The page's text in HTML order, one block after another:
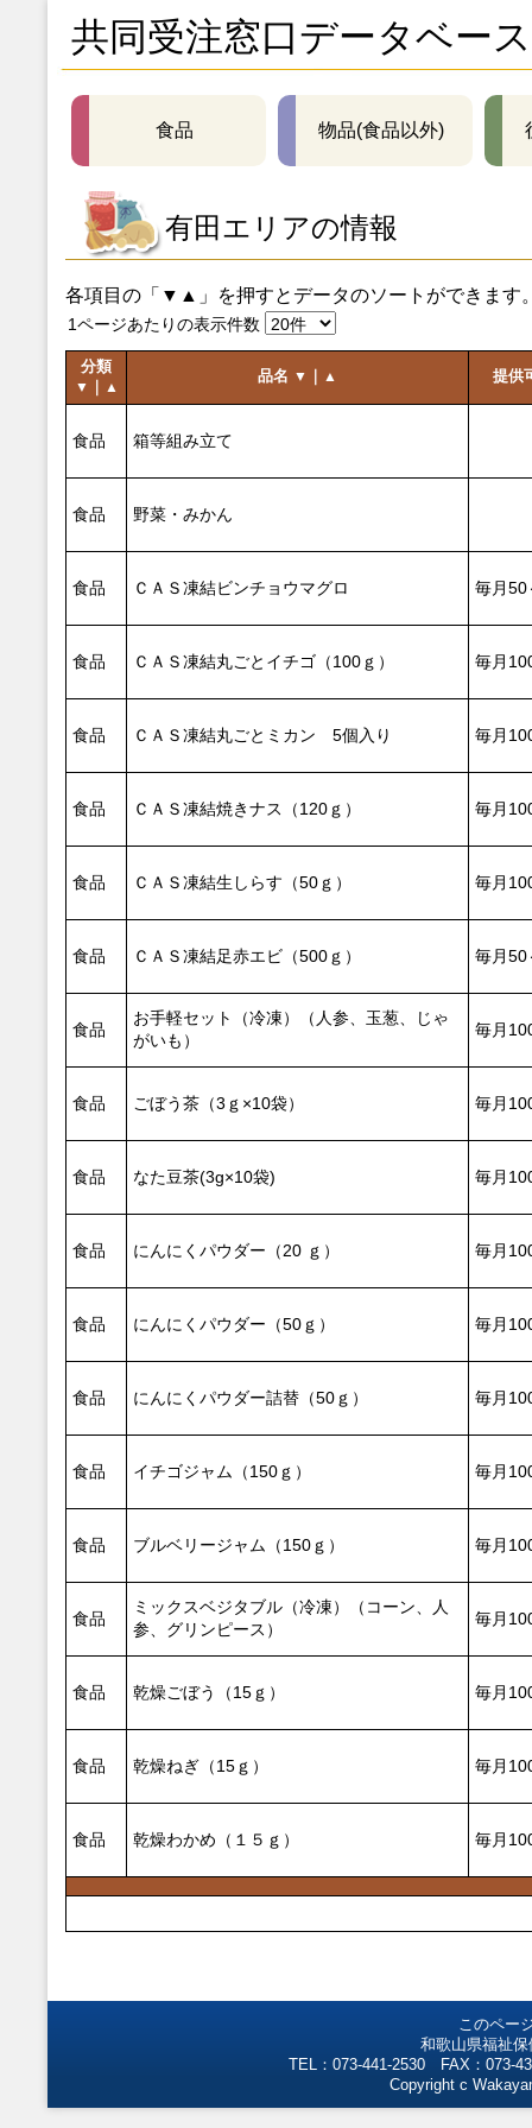
共同受注窓口データベース
食品 物品(食品以外)
有田エリアの情報
各項目の「▼▲」を押すとデータのソートができます
1ページあたりの表示件数
分類
▼ ▲
品名 ▼ ▲ 提供
食品 箱等組み立て
食品 野菜・みかん
食品 ＣＡＳ凍結ビンチョウマグロ 毎月50
食品 ＣＡＳ凍結丸ごとイチゴ（100ｇ） 毎月
食品 ＣＡＳ凍結丸ごとミカン 5個入り 毎月
食品 ＣＡＳ凍結焼きナス（120ｇ） 毎月
食品 ＣＡＳ凍結生しらす（50ｇ） 毎月
食品 ＣＡＳ凍結足赤エビ（500ｇ） 毎月50
食品
お手軽セット（冷凍）（人参、玉葱、じゃ
がいも）
毎月
食品 ごぼう茶（3ｇ×10袋） 毎月
食品 なた豆茶(3g×10袋) 毎月
食品 にんにくパウダー（20 ｇ） 毎月
食品 にんにくパウダー（50ｇ） 毎月
食品 にんにくパウダー詰替（50ｇ） 毎月
食品 イチゴジャム（150ｇ） 毎月
食品 ブルベリージャム（150ｇ） 毎月
食品
ミックスベジタブル（冷凍）（コーン、人
参、グリンピース）
毎月
食品 乾燥ごぼう（15ｇ） 毎月
食品 乾燥ねぎ（15ｇ） 毎月
食品 乾燥わかめ（１５ｇ） 毎月
このペー
和歌山県福祉
TEL：073-441-2530 FAX：073-
Copyright c